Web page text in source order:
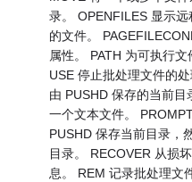
录。 OPENFILES 显示
的文件。
属性。 PATH 为可执行
USE 停止批处理文件的
由 PUSHD 保存的当前
一个文本文件。
PUSHD 保存当前目录，
目录。 RECOVER 从损
息。 REM 记录批处理文